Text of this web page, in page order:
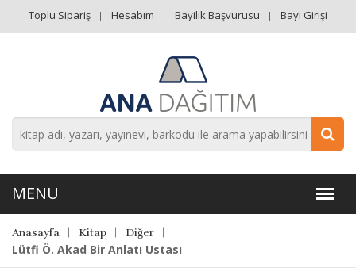
Toplu Sipariş Hesabım Bayilik Başvurusu Bayi Girişi
Anasayfa Kitap Diğer
Lütfi Ö. Akad Bir Anlatı Ustası